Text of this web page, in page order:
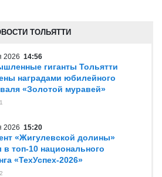
ТОЛЬЯТТИ
2026 14:56
гиганты Тольятти
наградами юбилейного
«Золотой муравей»
2026 15:20
«Жигулевской долины»
в топ-10 национального
«ТехУспех-2026»